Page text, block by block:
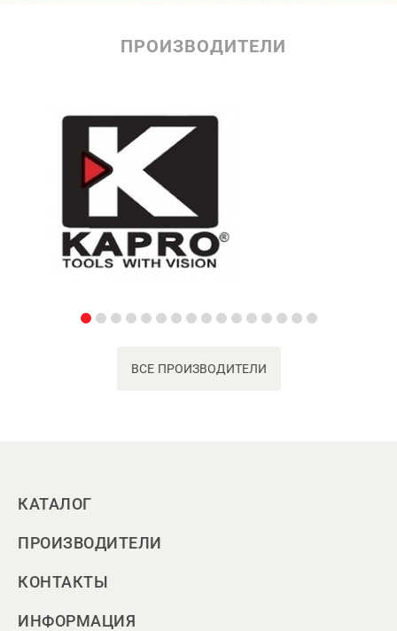
ПРОИЗВОДИТЕЛИ
ВСЕ ПРОИЗВОДИТЕЛИ
КАТАЛОГ
ПРОИЗВОДИТЕЛИ
КОНТАКТЫ
ИНФОРМАЦИЯ